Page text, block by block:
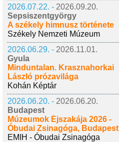
2026.07.22. - 2026.09.20.
Sepsiszentgyörgy
A székely himnusz története
Székely Nemzeti Múzeum
2026.06.29. - 2026.11.01.
Gyula
Minduntalan. Krasznahorkai
László prózavilága
Kohán Képtár
2026.06.20. - 2026.06.20.
Budapest
Múzeumok Éjszakája 2026 -
Óbudai Zsinagóga, Budapest
EMIH - Óbudai Zsinagóga